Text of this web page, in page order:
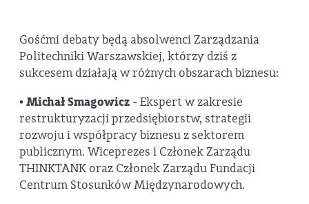
Gośćmi debaty będą absolwenci Zarządzania
Politechniki Warszawskiej, którzy dziś z
sukcesem działają w różnych obszarach biznesu:
•Michał Smagowicz - Ekspert w zakresie
restrukturyzacji przedsiębiorstw, strategii
rozwoju i współpracy biznesu z sektorem
publicznym. Wiceprezes i Członek Zarządu
THINKTANK oraz Członek Zarządu Fundacji
Centrum Stosunków Międzynarodowych.